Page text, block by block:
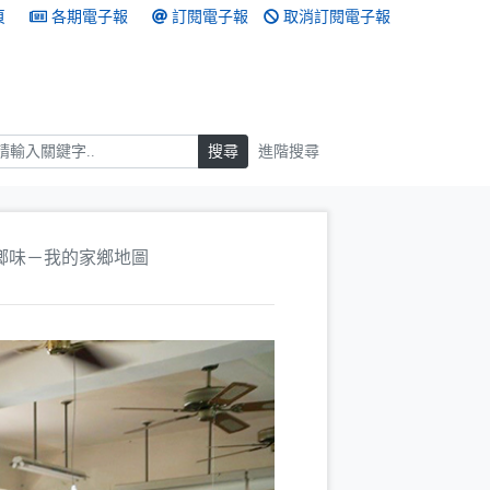
各期電子報 訂閱電子報 取消訂閱電子報
搜尋 進階搜尋
味－我的家鄉地圖